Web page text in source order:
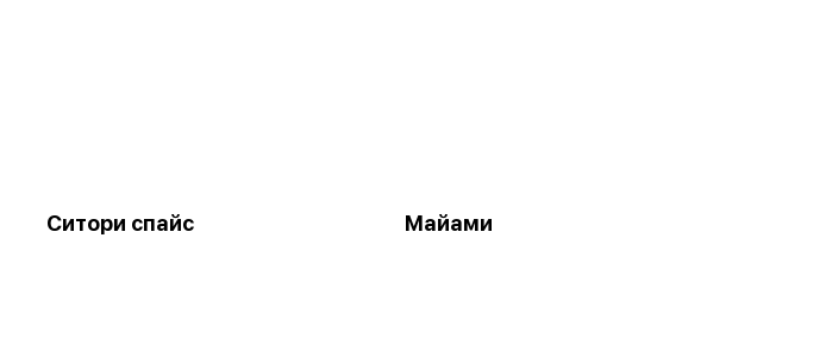
Ситори спайс Майами